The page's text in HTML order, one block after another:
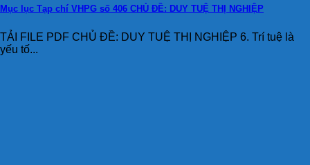
Mục lục Tạp chí VHPG số 406 CHỦ ĐỀ: DUY TUỆ THỊ NGHIỆP
TẢI FILE PDF CHỦ ĐỀ: DUY TUỆ THỊ NGHIỆP 6. Trí tuệ là
yếu tố...